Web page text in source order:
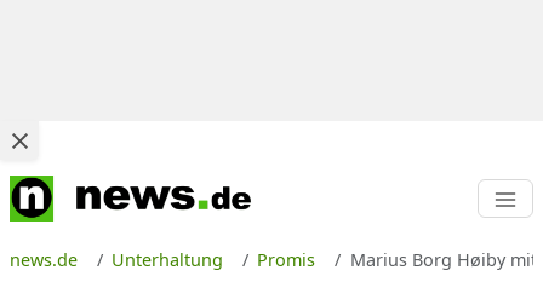
news.de Unterhaltung Promis Marius Borg Høiby mit